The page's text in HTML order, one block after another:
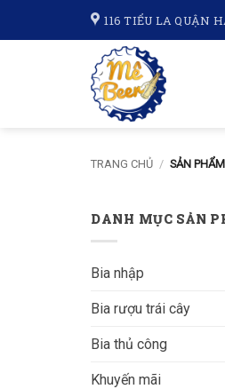
116 TIỂU LA QUẬN
TRANG CHỦ / SẢN
DANH MỤC SẢN
Bia nhập
Bia rượu trái cây
Bia thủ công
Khuyến mãi